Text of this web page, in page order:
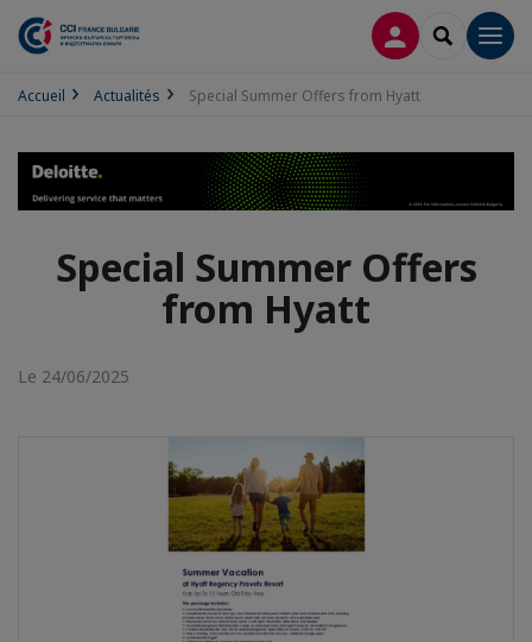
CONNEXION
Accueil Actualités Special Summer Offers from Hyatt
Special Summer Offers
from Hyatt
Le 24/06/2025